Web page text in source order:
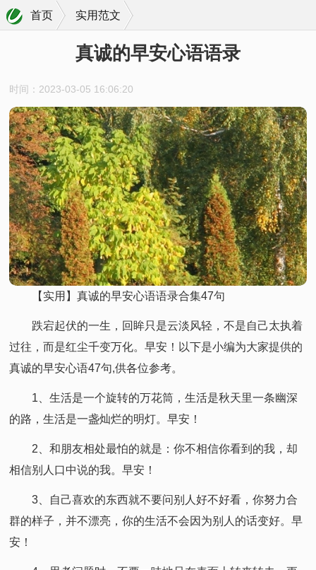
首页 实用范文
真诚的早安心语语录
时间：2023-03-05 16:06:20
【实用】真诚的早安心语语录合集47句
跌宕起伏的一生，回眸只是云淡风轻，不是自己太执着
过往，而是红尘千变万化。早安！以下是小编为大家提供的
真诚的早安心语47句,供各位参考。
1、生活是一个旋转的万花筒，生活是秋天里一条幽深
的路，生活是一盏灿烂的明灯。早安！
2、和朋友相处最怕的就是：你不相信你看到的我，却
相信别人口中说的我。早安！
3、自己喜欢的东西就不要问别人好不好看，你努力合
群的样子，并不漂亮，你的生活不会因为别人的话变好。早
安！